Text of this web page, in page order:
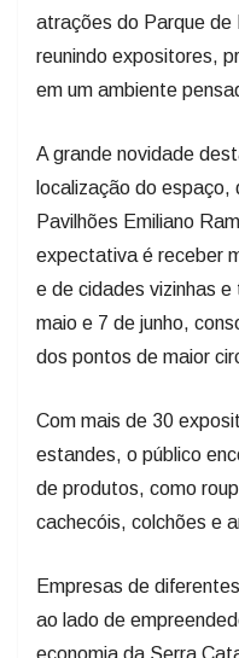
reunindo expositores,
em um ambiente
localização do espaço,
Pavilhões Emiliano
expectativa é receber
e de cidades vizinhas
maio e 7 de junho,
dos pontos de maior
estandes, o público
de produtos, como
cachecóis, colchões e
ao lado de
economia da Serra
oportunidades de